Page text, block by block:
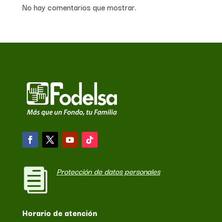
No hay comentarios que mostrar.
 Protección de datos personales
Horario de atención